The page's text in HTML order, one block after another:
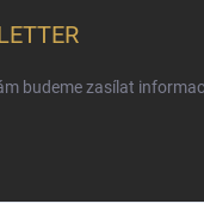
budeme zasílat